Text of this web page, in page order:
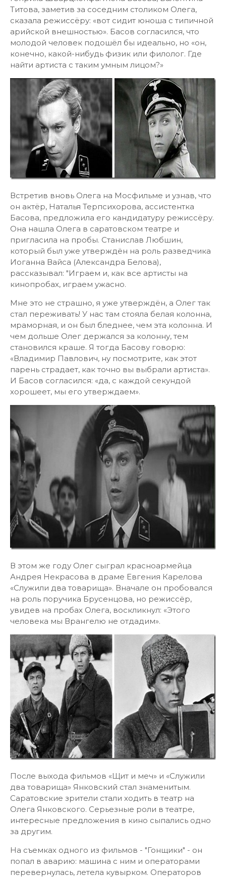
Титова, заметив за соседним столиком Олега,
сказала режиссёру: «вот сидит юноша с типичной
арийской внешностью». Басов согласился, что
молодой человек подошёл бы идеально, но «он,
конечно, какой-нибудь физик или филолог. Где
найти артиста с таким умным лицом?»
Встретив вновь Олега на Мосфильме и узнав, что
он актёр, Наталья Терпсихорова, ассистентка
Басова, предложила его кандидатуру режиссёру.
Она нашла Олега в саратовском театре и
пригласила на пробы. Станислав Любшин,
который был уже утверждён на роль разведчика
Иоганна Вайса (Александра Белова),
рассказывал: "Играем и, как все артисты на
кинопробах, играем ужасно.
Мне это не страшно, я уже утверждён, а Олег так
стал переживать! У нас там стояла белая колонна,
мраморная, и он был бледнее, чем эта колонна. И
чем дольше Олег держался за колонну, тем
становился краше. Я тогда Басову говорю:
«Владимир Павлович, ну посмотрите, как этот
парень страдает, как точно вы выбрали артиста».
И Басов согласился: «да, с каждой секундой
хорошеет, мы его утверждаем».
В этом же году Олег сыграл красноармейца
Андрея Некрасова в драме Евгения Карелова
«Служили два товарища». Вначале он пробовался
на роль поручика Брусенцова, но режиссёр,
увидев на пробах Олега, воскликнул: «Этого
человека мы Врангелю не отдадим».
После выхода фильмов «Щит и меч» и «Служили
два товарища» Янковский стал знаменитым.
Саратовские зрители стали ходить в театр на
Олега Янковского. Серьезные роли в театре,
интересные предложения в кино сыпались одно
за другим.
На съемках одного из фильмов - "Гонщики" - он
попал в аварию: машина с ним и операторами
перевернулась, летела кувырком. Операторов